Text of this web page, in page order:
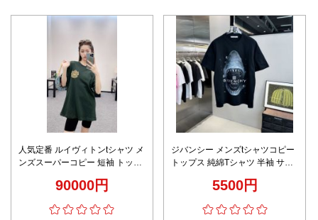
人気定番 ルイヴィトンtシャツ メ
ンズスーパーコピー 短袖 トップ
ゴプリント グリーン
90000円
ジバンシー メンズtシャツコピー
トップス 純綿Tシャツ 半袖 サメ
5500円